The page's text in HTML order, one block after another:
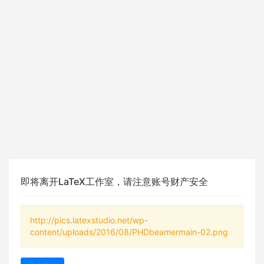
即将离开LaTeX工作室，请注意账号财产安全
http://pics.latexstudio.net/wp-
content/uploads/2016/08/PHDbeamermain-02.png